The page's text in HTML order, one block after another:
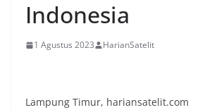
Indonesia
1 Agustus 2023 HarianSatelit
Lampung Timur, hariansatelit.com